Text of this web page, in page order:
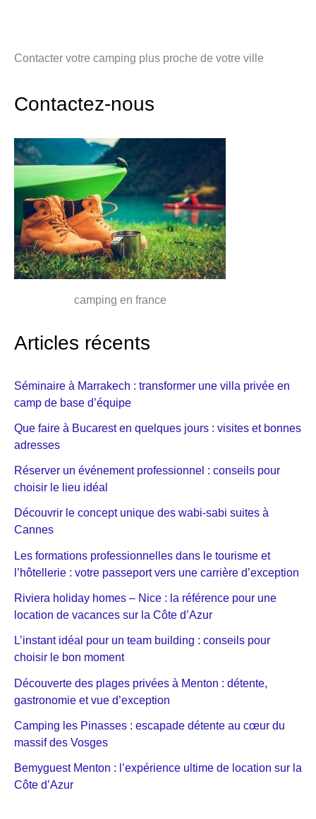
Contacter votre camping plus proche de votre ville
Contactez-nous
camping en france
Articles récents
Séminaire à Marrakech : transformer une villa privée en
camp de base d’équipe
Que faire à Bucarest en quelques jours : visites et bonnes
adresses
Réserver un événement professionnel : conseils pour
choisir le lieu idéal
Découvrir le concept unique des wabi-sabi suites à
Cannes
Les formations professionnelles dans le tourisme et
l’hôtellerie : votre passeport vers une carrière d’exception
Riviera holiday homes – Nice : la référence pour une
location de vacances sur la Côte d’Azur
L’instant idéal pour un team building : conseils pour
choisir le bon moment
Découverte des plages privées à Menton : détente,
gastronomie et vue d’exception
Camping les Pinasses : escapade détente au cœur du
massif des Vosges
Bemyguest Menton : l’expérience ultime de location sur la
Côte d’Azur